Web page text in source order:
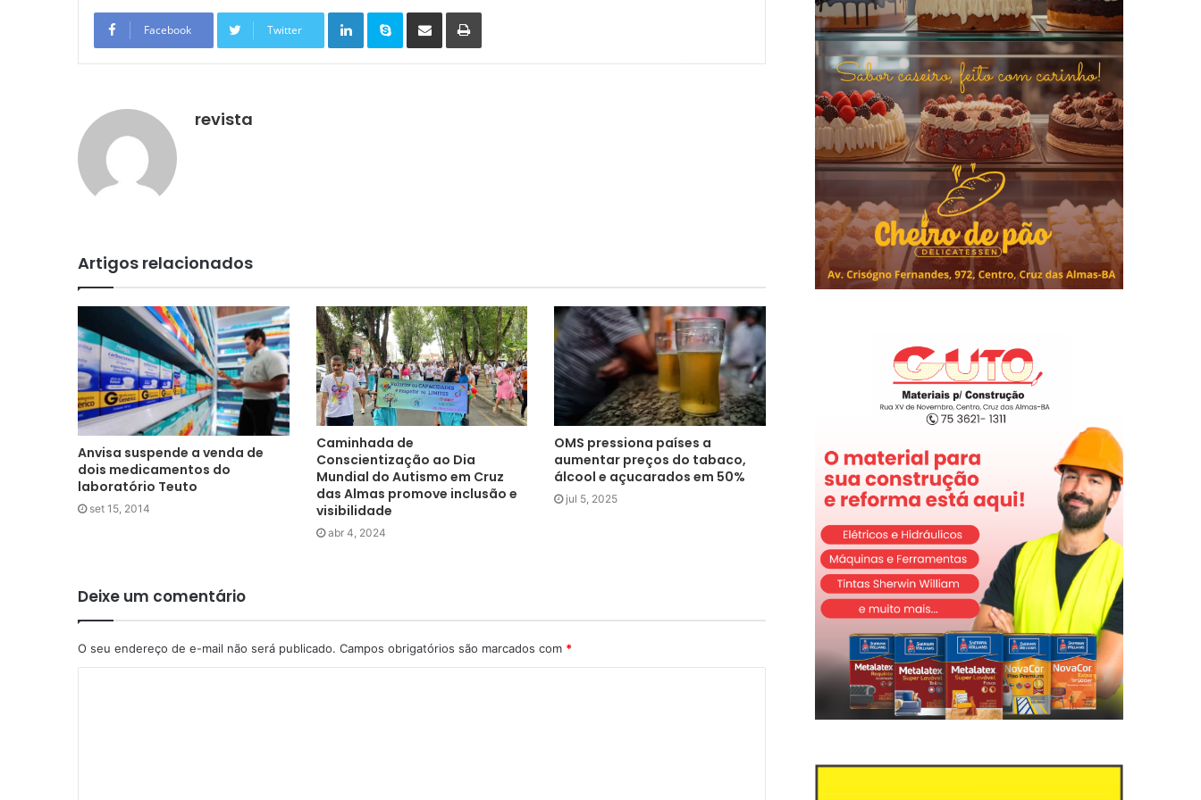
Facebook Twitter
Linkedin Skype
revista
Artigos relacionados
Anvisa suspende a venda de
dois medicamentos do
laboratório Teuto
set 15, 2014
Caminhada de
Conscientização ao Dia
Mundial do Autismo em Cruz
das Almas promove inclusão e
visibilidade
abr 4, 2024
OMS pressiona países a
aumentar preços do tabaco,
álcool e açucarados em 50%
jul 5, 2025
Deixe um comentário
O seu endereço de e-mail não será publicado. Campos obrigatórios são marcados com *